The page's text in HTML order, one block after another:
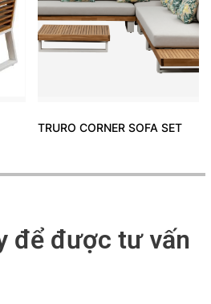
TRURO CORNER SOFA SET
để được tư vấn